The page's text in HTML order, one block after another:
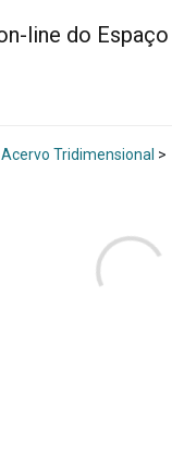
Acervo Tridimensional >